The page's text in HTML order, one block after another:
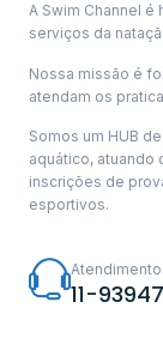
A Swim Channel é
serviços da
Nossa missão é
atendam os
Somos um HUB
aquático, atuando
inscrições de
esportivos.
Atendimento
11-